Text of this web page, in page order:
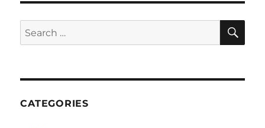
PAG
E
Search
for:
CATEGORIES